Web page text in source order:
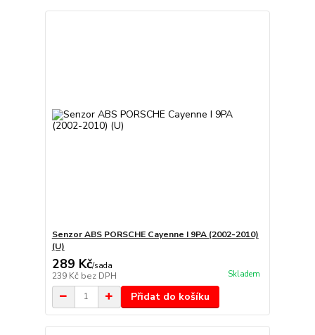
Senzor ABS PORSCHE Cayenne I 9PA (2002-2010)
(U)
289 Kč/sada
239 Kč bez DPH Skladem
Přidat do košíku